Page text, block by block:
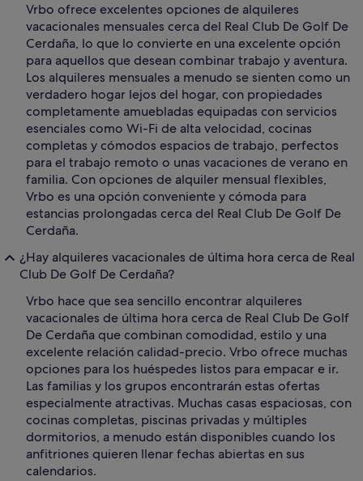
Vrbo ofrece excelentes opciones de alquileres
vacacionales mensuales cerca del Real Club De Golf De
Cerdaña, lo que lo convierte en una excelente opción
para aquellos que desean combinar trabajo y aventura.
Los alquileres mensuales a menudo se sienten como un
verdadero hogar lejos del hogar, con propiedades
completamente amuebladas equipadas con servicios
esenciales como Wi-Fi de alta velocidad, cocinas
completas y cómodos espacios de trabajo, perfectos
para el trabajo remoto o unas vacaciones de verano en
familia. Con opciones de alquiler mensual flexibles,
Vrbo es una opción conveniente y cómoda para
estancias prolongadas cerca del Real Club De Golf De
Cerdaña.
¿Hay alquileres vacacionales de última hora cerca de Real
Club De Golf De Cerdaña?
Vrbo hace que sea sencillo encontrar alquileres
vacacionales de última hora cerca de Real Club De Golf
De Cerdaña que combinan comodidad, estilo y una
excelente relación calidad-precio. Vrbo ofrece muchas
opciones para los huéspedes listos para empacar e ir.
Las familias y los grupos encontrarán estas ofertas
especialmente atractivas. Muchas casas espaciosas, con
cocinas completas, piscinas privadas y múltiples
dormitorios, a menudo están disponibles cuando los
anfitriones quieren llenar fechas abiertas en sus
calendarios.